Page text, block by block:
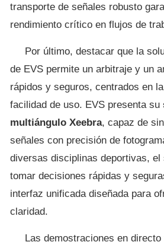
transporte de señales robusto
rendimiento crítico en flujos de
Por último, destacar que la
de EVS permite un arbitraje y un
rápidos y seguros, centrados en
facilidad de uso. EVS presenta su
multiángulo Xeebra, capaz de
señales con precisión de
diversas disciplinas deportivas, el
tomar decisiones rápidas y
interfaz unificada diseñada para
claridad.
Las demostraciones en